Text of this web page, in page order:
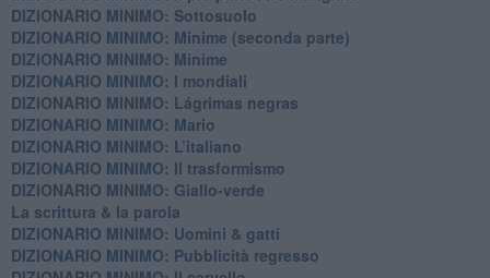
DIZIONARIO MINIMO: Sottosuolo
DIZIONARIO MINIMO: Minime (seconda parte)
DIZIONARIO MINIMO: Minime
DIZIONARIO MINIMO: ​I mondiali
DIZIONARIO MINIMO: ​Lágrimas negras
DIZIONARIO MINIMO: Mario
DIZIONARIO MINIMO: L’italiano
DIZIONARIO MINIMO: Il trasformismo
DIZIONARIO MINIMO: Giallo-verde
La scrittura & la parola
​DIZIONARIO MINIMO: Uomini & gatti
DIZIONARIO MINIMO: ​Pubblicità regresso